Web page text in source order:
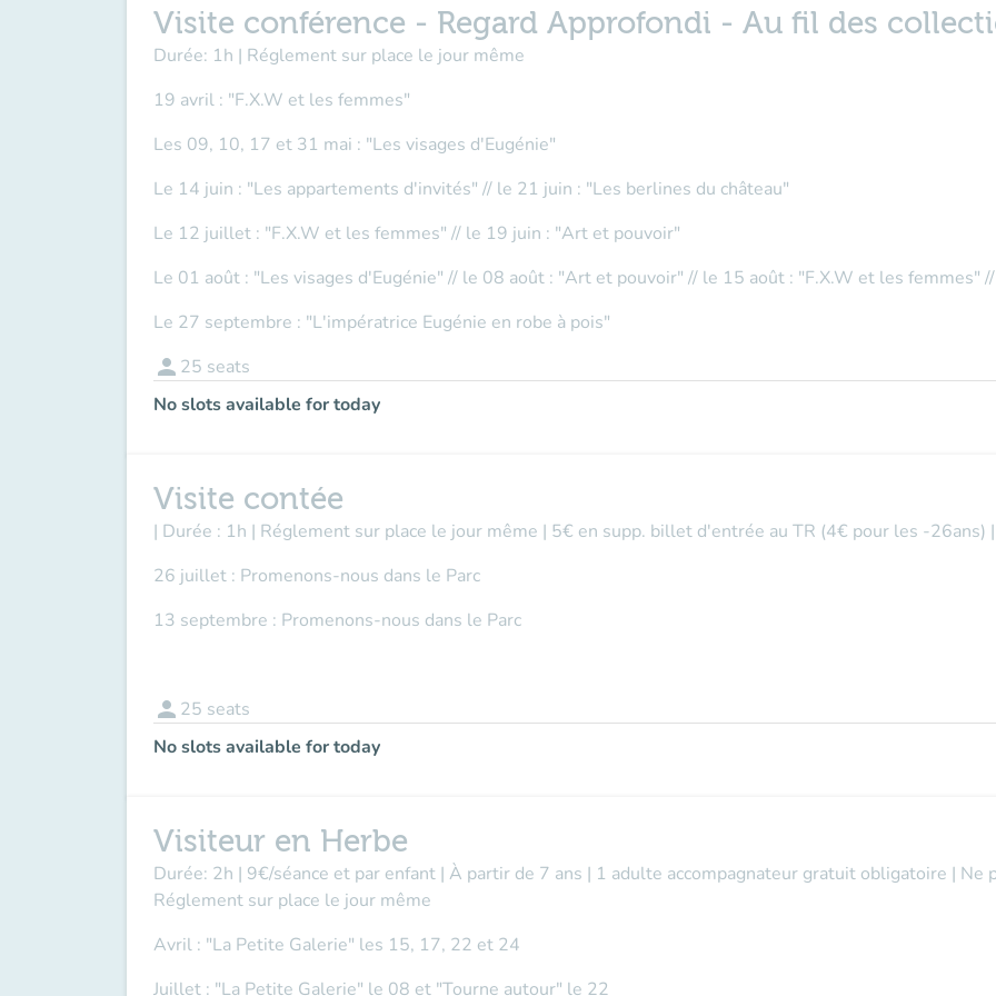
Visite conférence - Regard Approfondi - Au fil des
Durée: 1h | Réglement sur place le jour même
19 avril : "F.X.W et les femmes"
Les 09, 10, 17 et 31 mai : "Les visages d'Eugénie"
Le 14 juin : "Les appartements d'invités" // le 21 juin : "Les berlines du château"
Le 12 juillet : "F.X.W et les femmes" // le 19 juin : "Art et pouvoir"
Le 01 août : "Les visages d'Eugénie" // le 08 août : "Art et pouvoir" // le 15 août : "F.X.W et les femmes"
Le 27 septembre : "L'impératrice Eugénie en robe à pois"
person 25 seats
No slots available for today
Visite contée
| Durée : 1h | Réglement sur place le jour même | 5€ en supp. billet d'entrée au TR (4€ pour les -26ans) |
26 juillet : Promenons-nous dans le Parc
13 septembre : Promenons-nous dans le Parc
person 25 seats
No slots available for today
Visiteur en Herbe
Durée: 2h | 9€/séance et par enfant | À partir de 7 ans | 1 adulte accompagnateur gratuit obligatoire | Ne
Réglement sur place le jour même
Avril : "La Petite Galerie" les 15, 17, 22 et 24
Juillet : "La Petite Galerie" le 08 et "Tourne autour" le 22